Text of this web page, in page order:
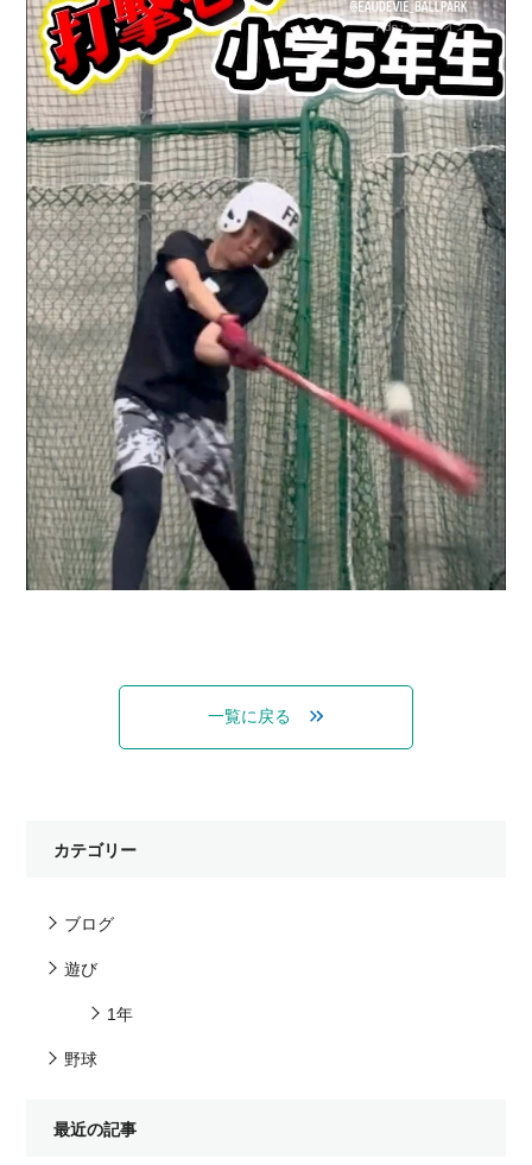
一覧に戻る
カテゴリー
ブログ
遊び
1年
野球
最近の記事